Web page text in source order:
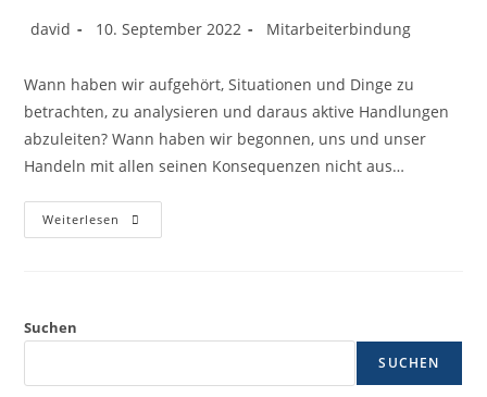
david 10. September 2022 Mitarbeiterbindung
Wann haben wir aufgehört, Situationen und Dinge zu
betrachten, zu analysieren und daraus aktive Handlungen
abzuleiten? Wann haben wir begonnen, uns und unser
Handeln mit allen seinen Konsequenzen nicht aus…
Weiterlesen
Suchen
SUCHEN